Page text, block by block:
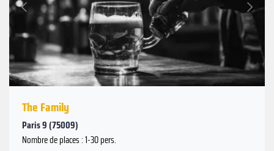
Précédent
The Family
Paris 9 (75009)
Nombre de places : 1-30 pers.